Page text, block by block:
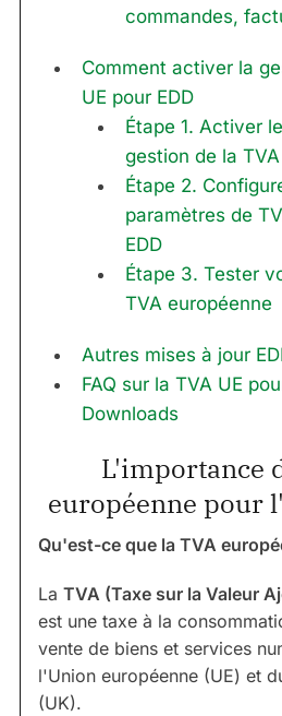
commandes,
Comment activer la
UE pour EDD
Étape 1. Activer
gestion de la
Étape 2.
paramètres de
EDD
Étape 3. Tester
TVA européenne
Autres mises à jour
FAQ sur la TVA UE
Downloads
L'importance
européenne pour
Qu'est-ce que la TVA
La TVA (Taxe sur la Valeur
est une taxe à la
vente de biens et services
l'Union européenne (UE) et
(UK).